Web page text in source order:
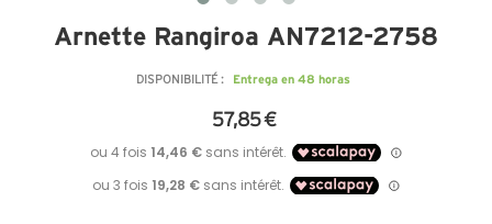
Arnette Rangiroa AN7212-2758
DISPONIBILITÉ : Entrega en 48 horas
57,85 €